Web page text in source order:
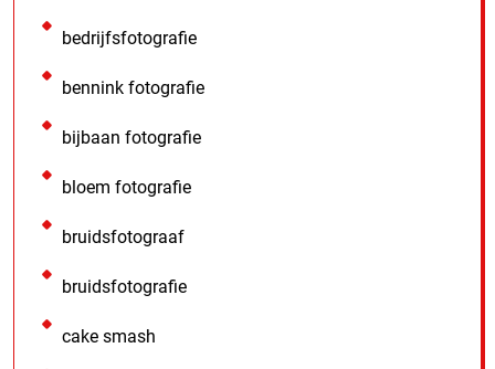
bedrijfsfotografie
bennink fotografie
bijbaan fotografie
bloem fotografie
bruidsfotograaf
bruidsfotografie
cake smash